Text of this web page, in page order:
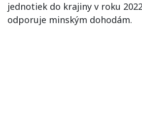
jednotiek do krajiny v roku
odporuje minským dohodám.